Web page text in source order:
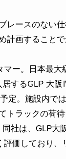
レースのない
計画すること
ー。日本最大
居するGLP 大
定。施設内で
トラックの荷
社は、GLP大
価しており、